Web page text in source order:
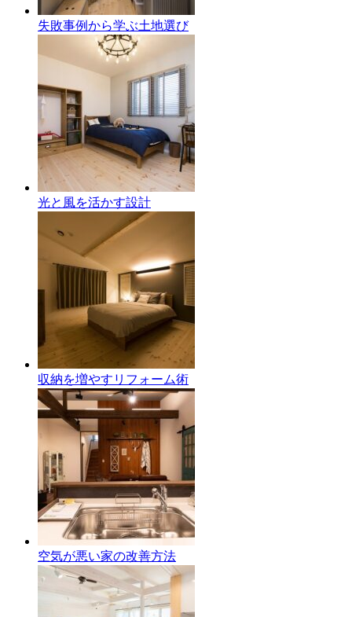
失敗事例から学ぶ土地選び
光と風を活かす設計
収納を増やすリフォーム術
空気が悪い家の改善方法